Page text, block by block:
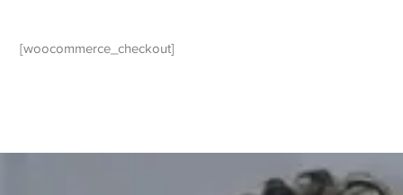
[woocommerce_checkout]